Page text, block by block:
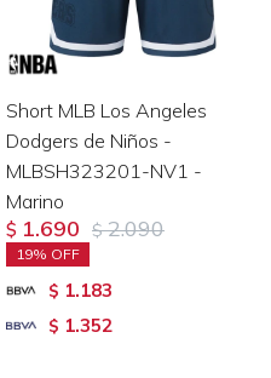
Short MLB Los Angeles
Dodgers de Niños -
MLBSH323201-NV1 -
Marino
$ 1.690 $ 2.090
19
$ 1.183
$ 1.352